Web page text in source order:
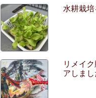
水耕栽
リメイ
アしまし